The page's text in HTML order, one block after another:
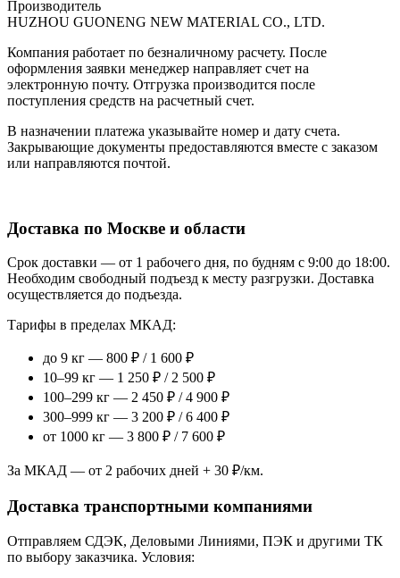
Производитель
HUZHOU GUONENG NEW MATERIAL CO., LTD.
Компания работает по безналичному расчету. После
оформления заявки менеджер направляет счет на
электронную почту. Отгрузка производится после
поступления средств на расчетный счет.
В назначении платежа указывайте номер и дату счета.
Закрывающие документы предоставляются вместе с заказом
или направляются почтой.
Доставка по Москве и области
Срок доставки — от 1 рабочего дня, по будням с 9:00 до 18:00.
Необходим свободный подъезд к месту разгрузки. Доставка
осуществляется до подъезда.
Тарифы в пределах МКАД:
до 9 кг — 800 ₽ / 1 600 ₽
10–99 кг — 1 250 ₽ / 2 500 ₽
100–299 кг — 2 450 ₽ / 4 900 ₽
300–999 кг — 3 200 ₽ / 6 400 ₽
от 1000 кг — 3 800 ₽ / 7 600 ₽
За МКАД — от 2 рабочих дней + 30 ₽/км.
Доставка транспортными компаниями
Отправляем СДЭК, Деловыми Линиями, ПЭК и другими ТК
по выбору заказчика. Условия: